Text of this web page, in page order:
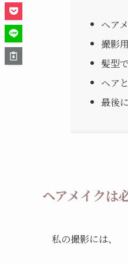
ヘア
撮影
髪型
ヘア
最後に
ヘアメイクは
私の撮影には、